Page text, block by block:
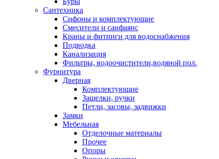
Сантехника
Сифоны и комплектующие
Смесители и санфаянс
Краны и фитинги для водоснабжения
Подводка
Канализация
Фильтры, водоочистители,водяной пол.
Фурнитура
Дверная
Комплектующие
Защелки, ручки
Петли, засовы, задвижки
Замки
Мебельная
Отделочные материалы
Прочее
Опоры